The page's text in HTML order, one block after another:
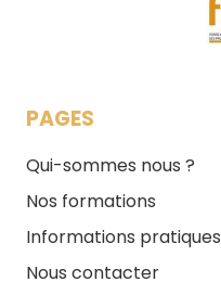
PAGES
Qui-sommes nous ?
Nos formations
Informations pratiques
Nous contacter